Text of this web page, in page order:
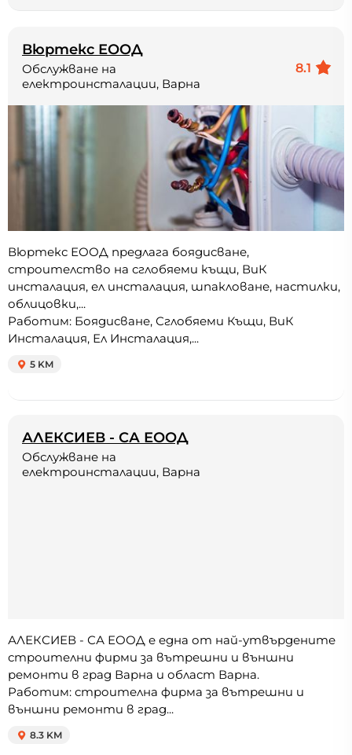
Вюртекс ЕООД
8.1
Обслужване на
електроинсталации, Варна
Вюртекс ЕООД предлага боядисване,
строителство на сглобяеми къщи, ВиК
инсталация, ел инсталация, шпакловане, настилки,
облицовки,...
Работим: Боядисване, Сглобяеми Къщи, ВиК
Инсталация, Ел Инсталация,...
5 KM
АЛЕКСИЕВ - СА ЕООД
Обслужване на
електроинсталации, Варна
АЛЕКСИЕВ - СА ЕООД е една от най-утвърдените
строителни фирми за вътрешни и външни
ремонти в град Варна и област Варна.
Работим: строителна фирма за вътрешни и
външни ремонти в град...
8.3 KM